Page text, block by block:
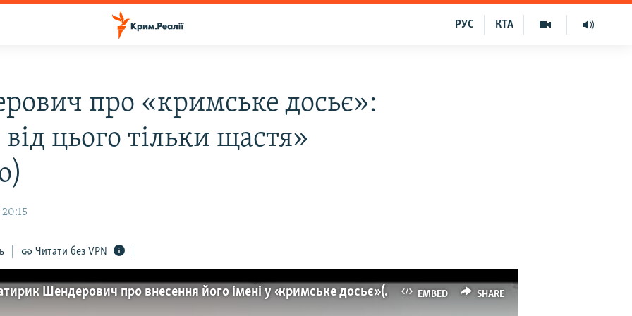
КТА
РУС
про «кримське досьє»:
цього тільки щастя»
Читати без VPN
EMBED SHARE
Мені від цього тільки щастя – сатирик Шендерович про внесення його імені у «кримське досьє» (відео)